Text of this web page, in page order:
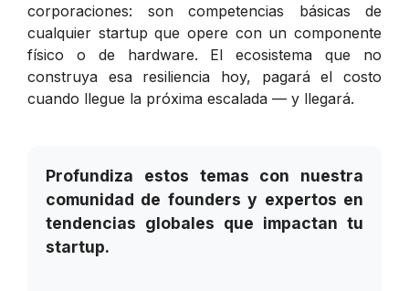
corporaciones: son competencias básicas de
cualquier startup que opere con un componente
físico o de hardware. El ecosistema que no
construya esa resiliencia hoy, pagará el costo
cuando llegue la próxima escalada — y llegará.
Profundiza estos temas con nuestra
comunidad de founders y expertos en
tendencias globales que impactan tu
startup.